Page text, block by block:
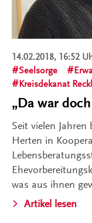
14.02.2018, 16:52
Seelsorge
Kreisdekanat
„Da war
Seit vielen
Herten in
was aus ihnen
Artikel lesen